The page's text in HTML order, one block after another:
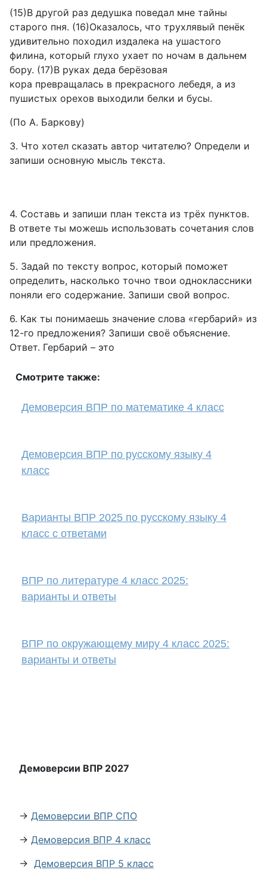
(15)В другой раз дедушка поведал мне тайны
старого пня. (16)Оказалось, что трухлявый пенёк
удивительно походил издалека на ушастого
филина, который глухо ухает по ночам в дальнем
бору. (17)В руках деда берёзовая
кора превращалась в прекрасного лебедя, а из
пушистых орехов выходили белки и бусы.
(По А. Баркову)
3. Что хотел сказать автор читателю? Определи и
запиши основную мысль текста.
4. Составь и запиши план текста из трёх пунктов.
В ответе ты можешь использовать сочетания слов
или предложения.
5. Задай по тексту вопрос, который поможет
определить, насколько точно твои одноклассники
поняли его содержание. Запиши свой вопрос.
6. Как ты понимаешь значение слова «гербарий» из
12-го предложения? Запиши своё объяснение.
Ответ. Гербарий – это
Смотрите также:
Демоверсия ВПР по математике 4 класс
Демоверсия ВПР по русскому языку 4
класс
Варианты ВПР 2025 по русскому языку 4
класс с ответами
ВПР по литературе 4 класс 2025:
варианты и ответы
ВПР по окружающему миру 4 класс 2025:
варианты и ответы
Демоверсии ВПР 2027
→ Демоверсии ВПР СПО
→ Демоверсия ВПР 4 класс
→ Демоверсия ВПР 5 класс